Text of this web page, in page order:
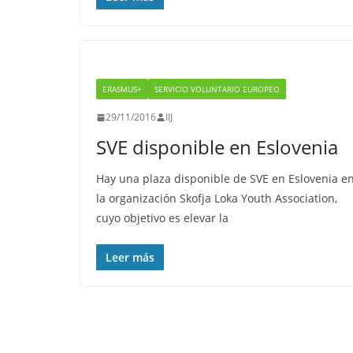
ERASMUS+ SERVICIO VOLUNTARIO EUROPEO
29/11/2016 IIJ
SVE disponible en Eslovenia
Hay una plaza disponible de SVE en Eslovenia
la organización Skofja Loka Youth Association,
cuyo objetivo es elevar la
Leer más